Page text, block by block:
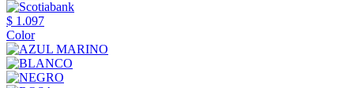
$ 1.097
Color